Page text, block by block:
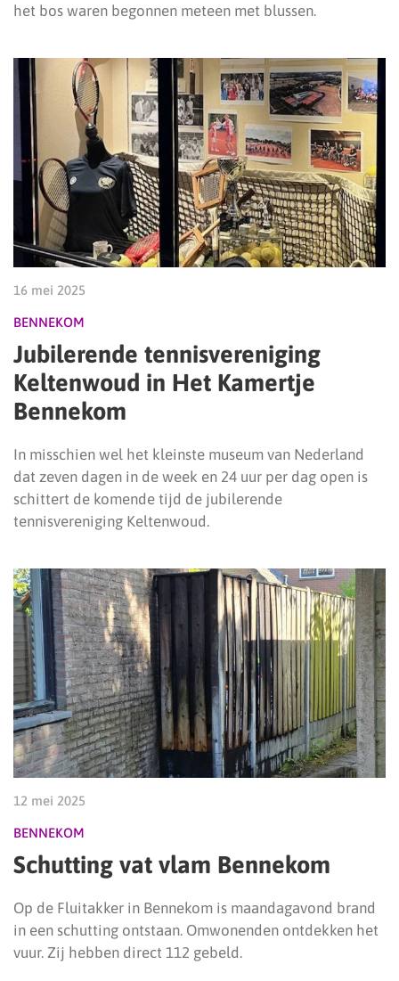
het bos waren begonnen meteen met blussen.
16 mei 2025
BENNEKOM
Jubilerende tennisvereniging
Keltenwoud in Het Kamertje
Bennekom
In misschien wel het kleinste museum van Nederland
dat zeven dagen in de week en 24 uur per dag open is
schittert de komende tijd de jubilerende
tennisvereniging Keltenwoud.
12 mei 2025
BENNEKOM
Schutting vat vlam Bennekom
Op de Fluitakker in Bennekom is maandagavond brand
in een schutting ontstaan. Omwonenden ontdekken het
vuur. Zij hebben direct 112 gebeld.